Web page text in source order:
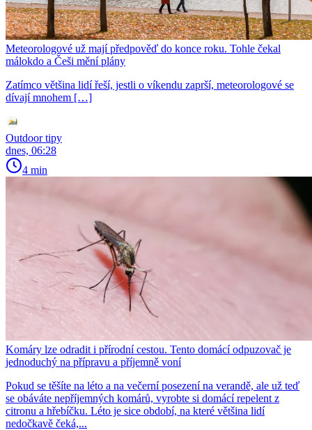
Meteorologové už mají předpověď do konce roku. Tohle čekal
málokdo a Češi mění plány
Zatímco většina lidí řeší, jestli o víkendu zaprší, meteorologové se
dívají mnohem […]
Outdoor tipy
dnes, 06:28
4 min
Komáry lze odradit i přírodní cestou. Tento domácí odpuzovač je
jednoduchý na přípravu a příjemně voní
Pokud se těšíte na léto a na večerní posezení na verandě, ale už teď
se obáváte nepříjemných komárů, vyrobte si domácí repelent z
citronu a hřebíčku. Léto je sice období, na které většina lidí
nedočkavě čeká,...